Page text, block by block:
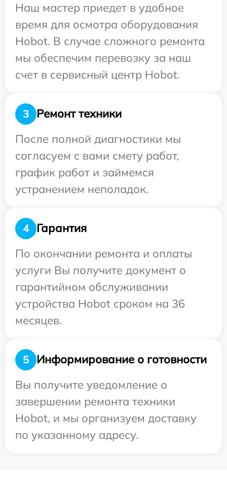
Наш мастер приедет в удобное
время для осмотра оборудования
Hobot. В случае сложного ремонта
мы обеспечим перевозку за наш
счет в сервисный центр Hobot.
3
Ремонт техники
После полной диагностики мы
согласуем с вами смету работ,
график работ и займемся
устранением неполадок.
4
Гарантия
По окончании ремонта и оплаты
услуги Вы получите документ о
гарантийном обслуживании
устройства Hobot сроком на 36
месяцев.
5
Информирование о готовности
Вы получите уведомление о
завершении ремонта техники
Hobot, и мы организуем доставку
по указанному адресу.